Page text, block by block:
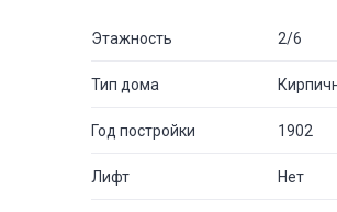
Этажность 2/6
Тип дома
Год постройки 1902
Лифт Нет